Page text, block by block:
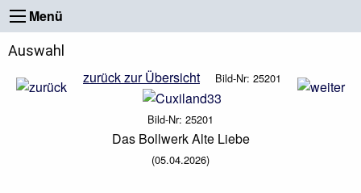
Menü
Auswahl
zurück zur Übersicht Bild-Nr: 25201
Bild-Nr: 25201
Das Bollwerk Alte Liebe
(05.04.2026)